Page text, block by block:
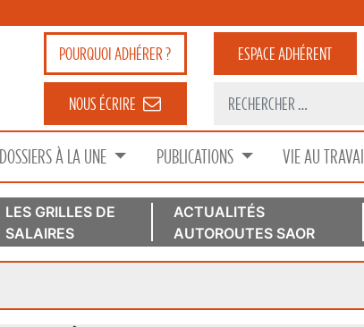
POURQUOIADHÉRER ? ESPACEADHÉRENT
NOUS ÉCRIRE
DOSSIERS À LA UNE PUBLICATIONS VIE AU TRAVAIL
LES GRILLES DE
SALAIRES
ACTUALITÉS
AUTOROUTES SAOR